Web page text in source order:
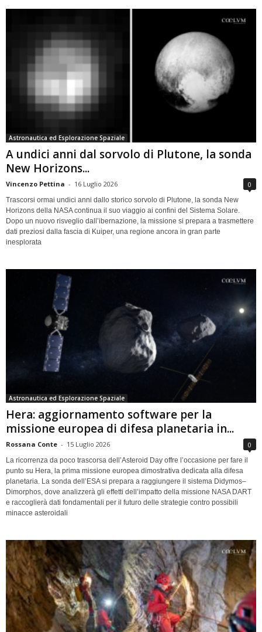
Astronautica ed Esplorazione Spaziale
A undici anni dal sorvolo di Plutone, la sonda
New Horizons...
Vincenzo Pettina - 16 Luglio 2026 0
Trascorsi ormai undici anni dallo storico sorvolo di Plutone, la sonda New
Horizons della NASA continua il suo viaggio ai confini del Sistema Solare.
Dopo un nuovo risveglio dall’ibernazione, la missione si prepara a trasmettere
dati preziosi dalla fascia di Kuiper, una regione ancora in gran parte
inesplorata
Astronautica ed Esplorazione Spaziale
Hera: aggiornamento software per la
missione europea di difesa planetaria in...
Rossana Conte - 15 Luglio 2026 0
La ricorrenza da poco trascorsa dell’Asteroid Day offre l’occasione per fare il
punto su Hera, la prima missione europea dimostrativa dedicata alla difesa
planetaria. La sonda dell’ESA si prepara a raggiungere il sistema Didymos–
Dimorphos, dove analizzerà gli effetti dell’impatto della missione NASA DART
e raccoglierà dati fondamentali per il futuro delle strategie contro possibili
minacce asteroidali